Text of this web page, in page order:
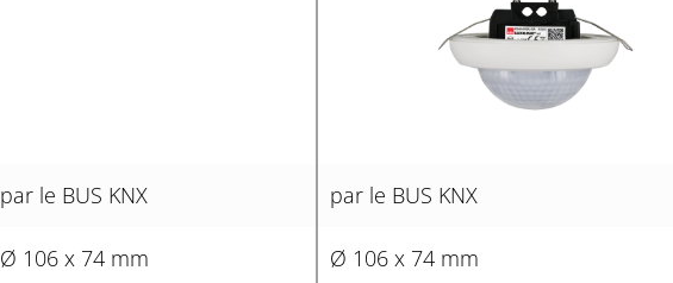
par le BUS KNX par le BUS KNX
Ø 106 x 74 mm Ø 106 x 74 mm